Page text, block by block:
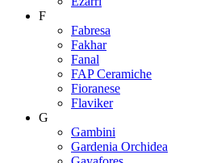
F
Fabresa
Fakhar
Fanal
FAP Ceramiche
Fioranese
Flaviker
G
Gambini
Gardenia Orchidea